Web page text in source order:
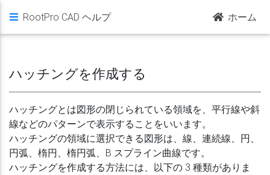
RootPro CAD ヘルプ ホーム
ハッチングを作成する
ハッチングとは図形の閉じられている領域を、平行線や斜
線などのパターンで表示することをいいます。
ハッチングの領域に選択できる図形は、線、連続線、円、
円弧、楕円、楕円弧、B スプライン曲線です。
ハッチングを作成する方法には、以下の 3 種類がありま